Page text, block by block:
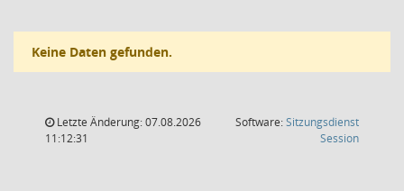
Keine Daten gefunden.
Letzte Änderung: 07.08.2026
11:12:31
Software:Sitzungsdienst
Session(Wird in